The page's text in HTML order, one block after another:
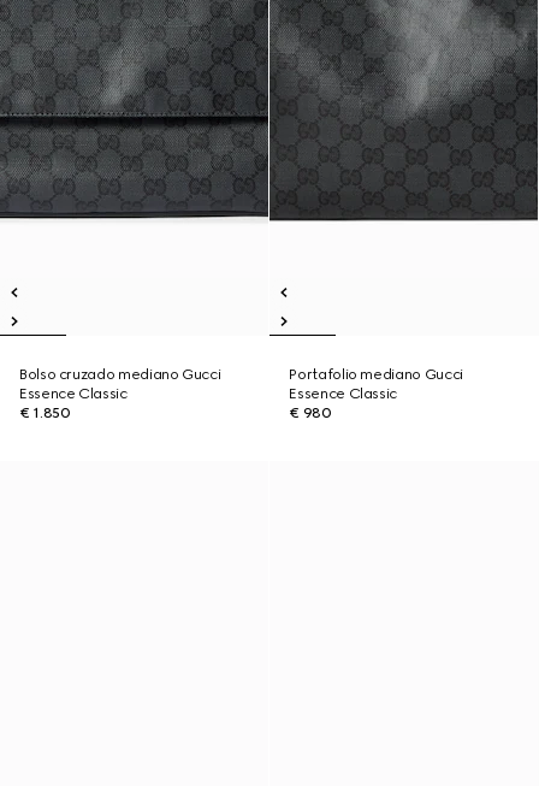
Bolso cruzado mediano Gucci
Essence Classic
€ 1.850
Portafolio mediano Gucci
Essence Classic
€ 980